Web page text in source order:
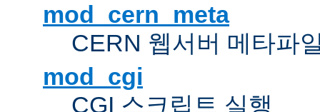
mod_cern_meta
CERN 웹서버 메타파
mod_cgi
CGI 스크립트 실행